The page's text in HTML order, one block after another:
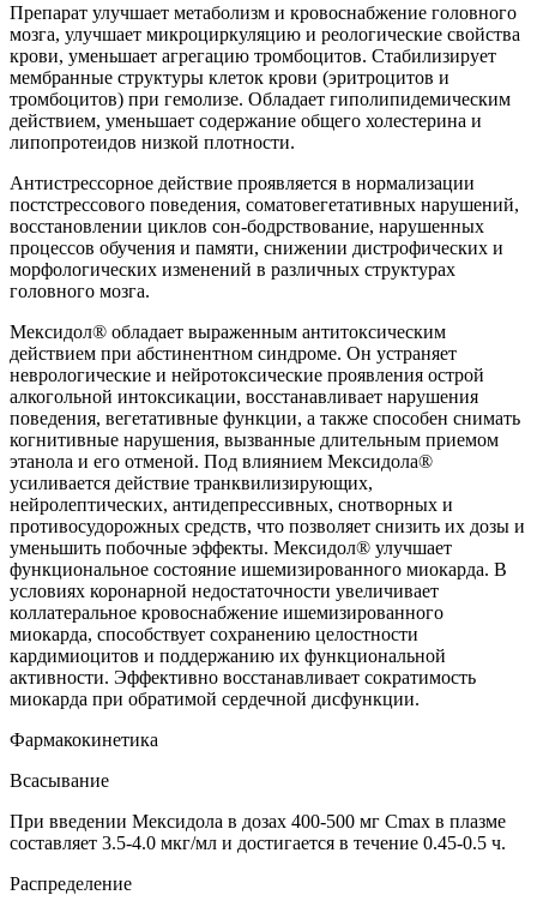
Препарат улучшает метаболизм и кровоснабжение головного
мозга, улучшает микроциркуляцию и реологические свойства
крови, уменьшает агрегацию тромбоцитов. Стабилизирует
мембранные структуры клеток крови (эритроцитов и
тромбоцитов) при гемолизе. Обладает гиполипидемическим
действием, уменьшает содержание общего холестерина и
липопротеидов низкой плотности.
Антистрессорное действие проявляется в нормализации
постстрессового поведения, сомато­вегетативных нарушений,
восстановлении циклов сон-бодрствование, нарушенных
процессов обучения и памяти, снижении дистрофических и
морфологических изменений в различных структурах
головного мозга.
Мексидол® обладает выраженным антитоксическим
действием при абстинентном синдроме. Он устраняет
неврологические и нейротоксические проявления острой
алкогольной интоксикации, восстанавливает нарушения
поведения, вегетативные функции, а также способен снимать
когнитивные нарушения, вызванные длительным приемом
этанола и его отменой. Под влиянием Мексидола®
усиливается действие транквилизирующих,
нейролептических, антидепрессивных, снотворных и
противосудорожных средств, что позволяет снизить их дозы и
уменьшить побочные эффекты. Мексидол® улучшает
функциональное состояние ишемизированного миокарда. В
условиях коронарной недостаточности увеличивает
коллатеральное кровоснабжение ишемизированного
миокарда, способствует сохранению целостности
кардимиоцитов и поддержанию их функциональной
активности. Эффективно восстанавливает сократимость
миокарда при обратимой сердечной дисфункции.
Фармакокинетика
Всасывание
При введении Мексидола в дозах 400-500 мг Сmax в плазме
составляет 3.5-4.0 мкг/мл и достигается в течение 0.45-0.5 ч.
Распределение